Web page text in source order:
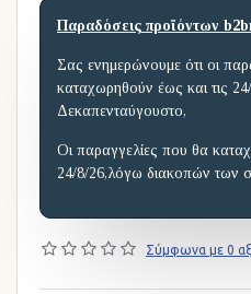
Παραδόσεις προϊόντων
Σας ενημερώνουμε ότι οι
καταχωρηθούν έως και τις
Δεκαπενταύγουστο,
Οι παραγγελίες που θα
24/8/26,λόγω διακοπών των
Σύμφωνα με 0